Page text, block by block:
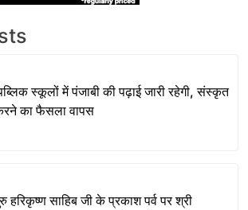
स्कूलों में पंजाबी की पढ़ाई जारी रहेगी, संस्कृत
का फैसला वापस
हरिकृष्ण साहिब जी के प्रकाश पर्व पर श्री